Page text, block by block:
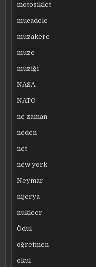
motosiklet
mücadele
müzakere
müze
müziği
NASA
NATO
ne zaman
neden
net
new york
Neymar
nijerya
nükleer
Ödül
öğretmen
okul